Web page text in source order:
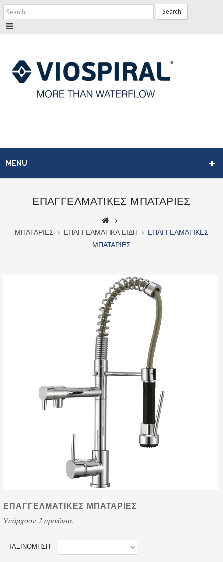
Search
MENU
ΕΠΑΓΓΕΛΜΑΤΙΚΕΣ ΜΠΑΤΑΡΙΕΣ
ΜΠΑΤΑΡΙΕΣ ΕΠΑΓΓΕΛΜΑΤΙΚΑ ΕΙΔΗ
ΕΠΑΓΓΕΛΜΑΤΙΚΕΣ
ΜΠΑΤΑΡΙΕΣ
ΕΠΑΓΓΕΛΜΑΤΙΚΕΣ ΜΠΑΤΑΡΙΕΣ
Υπάρχουν 2 προϊόντα.
ΤΑΞΙΝΌΜΗΣΗ